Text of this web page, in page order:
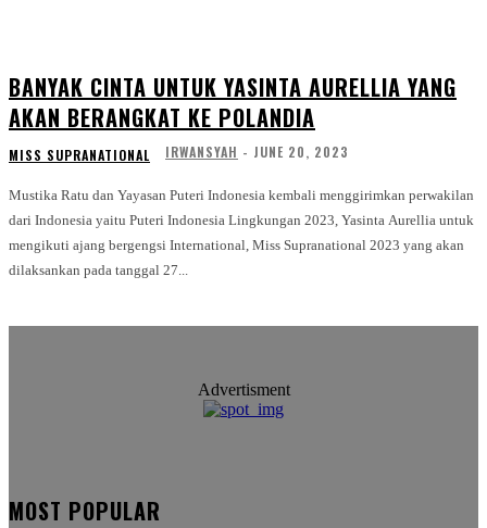
BANYAK CINTA UNTUK YASINTA AURELLIA YANG
AKAN BERANGKAT KE POLANDIA
MISS SUPRANATIONAL IRWANSYAH - JUNE 20, 2023
Mustika Ratu dan Yayasan Puteri Indonesia kembali menggirimkan perwakilan
dari Indonesia yaitu Puteri Indonesia Lingkungan 2023, Yasinta Aurellia untuk
mengikuti ajang bergengsi International, Miss Supranational 2023 yang akan
dilaksankan pada tanggal 27...
Advertisment
MOST POPULAR